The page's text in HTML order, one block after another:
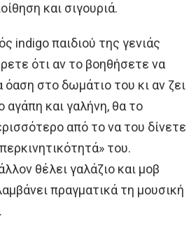
και σιγουριά.
indigo παιδιού της γενιάς
ότι αν το βοηθήσετε να
όαση στο δωμάτιο του κι αν ζει
αγάπη και γαλήνη, θα το
από το να του δίνετε
του.
θέλει γαλάζιο και μοβ
πραγματικά τη μουσική